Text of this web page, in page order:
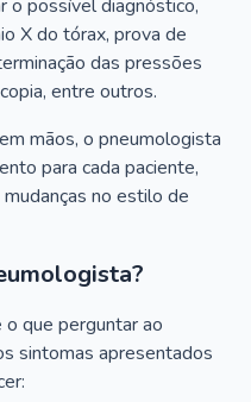
o possível diagnóstico,
X do tórax, prova de
das pressões
entre outros.
mãos, o pneumologista
para cada paciente,
no estilo de
que perguntar ao
sintomas apresentados